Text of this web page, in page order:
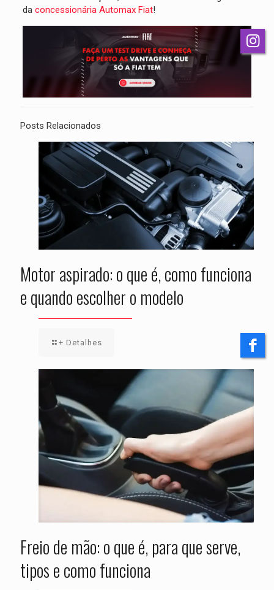
da concessionária Automax Fiat!
Posts Relacionados
Motor aspirado: o que é, como funciona
e quando escolher o modelo
+ Detalhes
Freio de mão: o que é, para que serve,
tipos e como funciona